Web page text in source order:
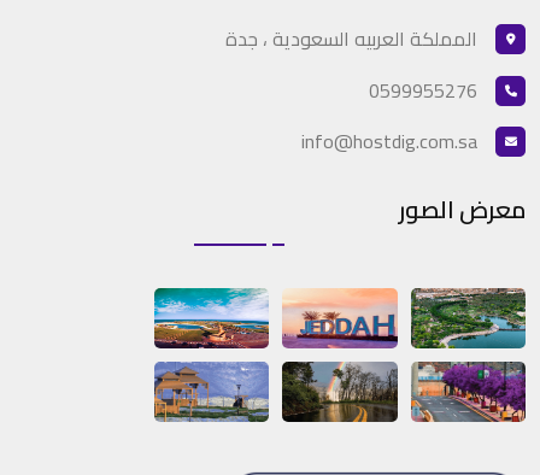
المملكة العربيه السعودية ، جدة
0599955276
info@hostdig.com.sa
معرض الصور